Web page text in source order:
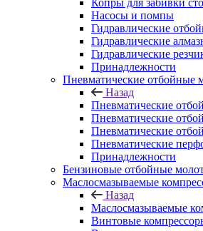
Копры для забивки
Насосы и помпы
Гидравлические
Гидравлические
Гидравлические
Принадлежности
Пневматические отбойные
Назад
Пневматические
Пневматические
Пневматические
Пневматические
Принадлежности
Бензиновые отбойные
Маслосмазываемые
Назад
Маслосмазываемые
Винтовые